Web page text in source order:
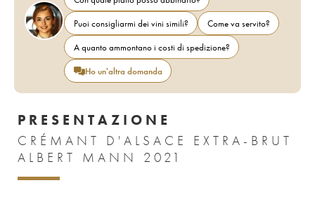
Puoi consigliarmi dei vini simili?
Come va servito?
A quanto ammontano i costi di spedizione?
Ho un'altra domanda
PRESENTAZIONE
CRÉMANT D'ALSACE EXTRA-BRUT
ALBERT MANN 2021